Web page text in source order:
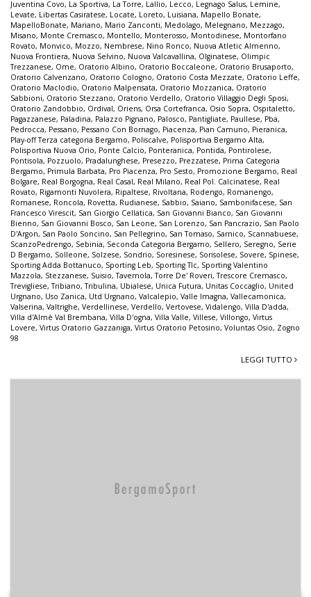
Juventina Covo, La Sportiva, La Torre, Lallio, Lecco, Legnago Salus, Lemine,
Levate, Libertas Casiratese, Locate, Loreto, Luisiana, Mapello Bonate,
MapelloBonate, Mariano, Mario Zanconti, Medolago, Melegnano, Mezzago,
Misano, Monte Cremasco, Montello, Monterosso, Montodinese, Montorfano
Rovato, Monvico, Mozzo, Nembrese, Nino Ronco, Nuova Atletic Almenno,
Nuova Frontiera, Nuova Selvino, Nuova Valcavallina, Olginatese, Olimpic
Trezzanese, Ome, Oratorio Albino, Oratorio Boccaleone, Oratorio Brusaporto,
Oratorio Calvenzano, Oratorio Cologno, Oratorio Costa Mezzate, Oratorio Leffe,
Oratorio Maclodio, Oratorio Malpensata, Oratorio Mozzanica, Oratorio
Sabbioni, Oratorio Stezzano, Oratorio Verdello, Oratorio Villaggio Degli Sposi,
Oratorio Zandobbio, Ordival, Oriens, Orsa Cortefranca, Osio Sopra, Ospitaletto,
Pagazzanese, Paladina, Palazzo Pignano, Palosco, Pantigliate, Paullese, Pba,
Pedrocca, Pessano, Pessano Con Bornago, Piacenza, Pian Camuno, Pieranica,
Play-off Terza categoria Bergamo, Poliscalve, Polisportiva Bergamo Alta,
Polisportiva Nuova Orio, Ponte Calcio, Ponteranica, Pontida, Pontirolese,
Pontisola, Pozzuolo, Pradalunghese, Presezzo, Prezzatese, Prima Categoria
Bergamo, Primula Barbata, Pro Piacenza, Pro Sesto, Promozione Bergamo, Real
Bolgare, Real Borgogna, Real Casal, Real Milano, Real Pol. Calcinatese, Real
Rovato, Rigamonti Nuvolera, Ripaltese, Rivoltana, Rodengo, Romanengo,
Romanese, Roncola, Rovetta, Rudianese, Sabbio, Saiano, Sambonifacese, San
Francesco Virescit, San Giorgio Cellatica, San Giovanni Bianco, San Giovanni
Bienno, San Giovanni Bosco, San Leone, San Lorenzo, San Pancrazio, San Paolo
D'Argon, San Paolo Soncino, San Pellegrino, San Tomaso, Sarnico, Scannabuese,
ScanzoPedrengo, Sebinia, Seconda Categoria Bergamo, Sellero, Seregno, Serie
D Bergamo, Solleone, Solzese, Sondrio, Soresinese, Sorisolese, Sovere, Spinese,
Sporting Adda Bottanuco, Sporting Leb, Sporting Tlc, Sporting Valentino
Mazzola, Stezzanese, Suisio,Tavernola,Torre De' Roveri,Trescore Cremasco,
Trevigliese,Tribiano,Tribulina, Ubialese, Unica Futura, Unitas Coccaglio, United
Urgnano, Uso Zanica, Utd Urgnano, Valcalepio, Valle Imagna, Vallecamonica,
Valserina, Valtrighe, Verdellinese, Verdello, Vertovese, Vidalengo, Villa D'adda,
Villa d'Almè Val Brembana, Villa D'ogna, Villa Valle, Villese, Villongo, Virtus
Lovere, Virtus Oratorio Gazzaniga, Virtus Oratorio Petosino, Voluntas Osio, Zogno
98
LEGGI TUTTO